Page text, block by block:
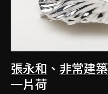
張永和 、 非常建築
一片荷